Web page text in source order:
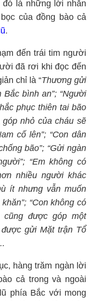
là những lời nhắn
của đồng bào cả
.
đến trái tim người
đã rơi khi đọc đến
chỉ là “Thương gửi
Bắc bình an”; “Người
phục thiên tai bão
góp nhỏ của cháu sẽ
cố lên”; “Con dân
bão”; “Gửi ngàn
“Em không có
nhiều người khác
ít nhưng vẫn muốn
“Con không có
cũng được góp một
gửi Mặt trận Tổ
hàng trăm ngàn lời
cả trong và ngoài
phía Bắc với mong